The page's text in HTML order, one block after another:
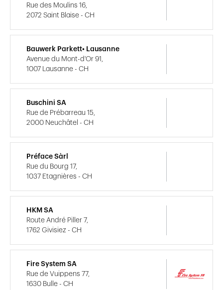
Rue des Moulins 16,
2072 Saint Blaise - CH
Bauwerk Parkett• Lausanne
Avenue du Mont-d'Or 91,
1007 Lausanne - CH
Buschini SA
Rue de Prébarreau 15,
2000 Neuchâtel - CH
Préface Sàrl
Rue du Bourg 17,
1037 Etagnières - CH
HKM SA
Route André Piller 7,
1762 Givisiez - CH
Fire System SA
Rue de Vuippens 77,
1630 Bulle - CH